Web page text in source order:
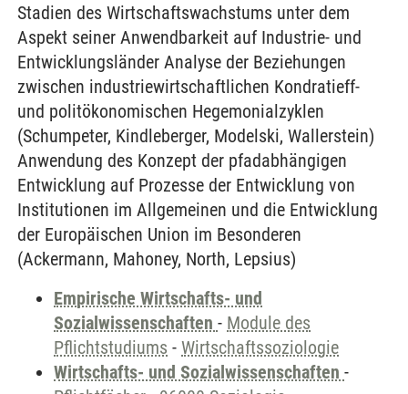
Stadien des Wirtschaftswachstums unter dem
Aspekt seiner Anwendbarkeit auf Industrie- und
Entwicklungsländer Analyse der Beziehungen
zwischen industriewirtschaftlichen Kondratieff-
und politökonomischen Hegemonialzyklen
(Schumpeter, Kindleberger, Modelski, Wallerstein)
Anwendung des Konzept der pfadabhängigen
Entwicklung auf Prozesse der Entwicklung von
Institutionen im Allgemeinen und die Entwicklung
der Europäischen Union im Besonderen
(Ackermann, Mahoney, North, Lepsius)
Empirische Wirtschafts- und
Sozialwissenschaften - Module des
Pflichtstudiums - Wirtschaftssoziologie
Wirtschafts- und Sozialwissenschaften -